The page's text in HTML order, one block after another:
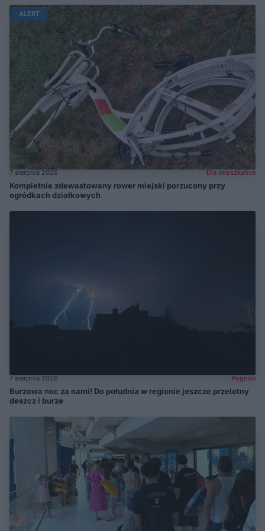
ALERT
7 sierpnia 2026 Dla mieszkańca
Kompletnie zdewastowany rower miejski porzucony przy
ogródkach działkowych
7 sierpnia 2026 Pogoda
Burzowa noc za nami! Do południa w regionie jeszcze przelotny
deszcz i burze